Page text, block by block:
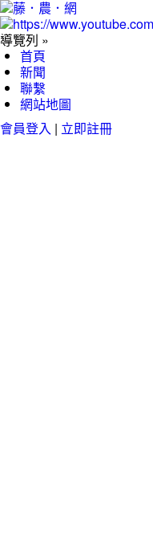
導覽列 »
首頁
新聞
聯繫
網站地圖
會員登入 | 立即註冊